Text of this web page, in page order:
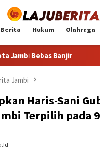
Berita Hukum Olahraga
Banjir HP
Jambi
Haris-Sani
Terpilih pada